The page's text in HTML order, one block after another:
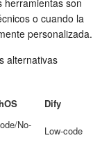
o cuando la
personalizada.
alternativas
Dify
No-
Low-code